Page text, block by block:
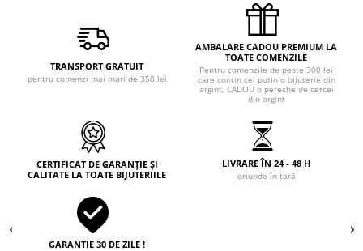
TRANSPORT GRATUIT
pentru comenzi mai mari de 350 lei
AMBALARE CADOU PREMIUM LA
TOATE COMENZILE
Pentru comenzile de peste 300 lei
care contin cel putin o bijuterie din
argint, CADOU o pereche de cercei
din argint
CERTIFICAT DE GARANȚIE ȘI
CALITATE LA TOATE BIJUTERIILE
LIVRARE ÎN 24 - 48 H
oriunde în țară
GARANȚIE 30 DE ZILE !